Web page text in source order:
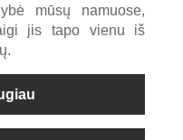
mūsų namuose,
jis tapo vienu iš